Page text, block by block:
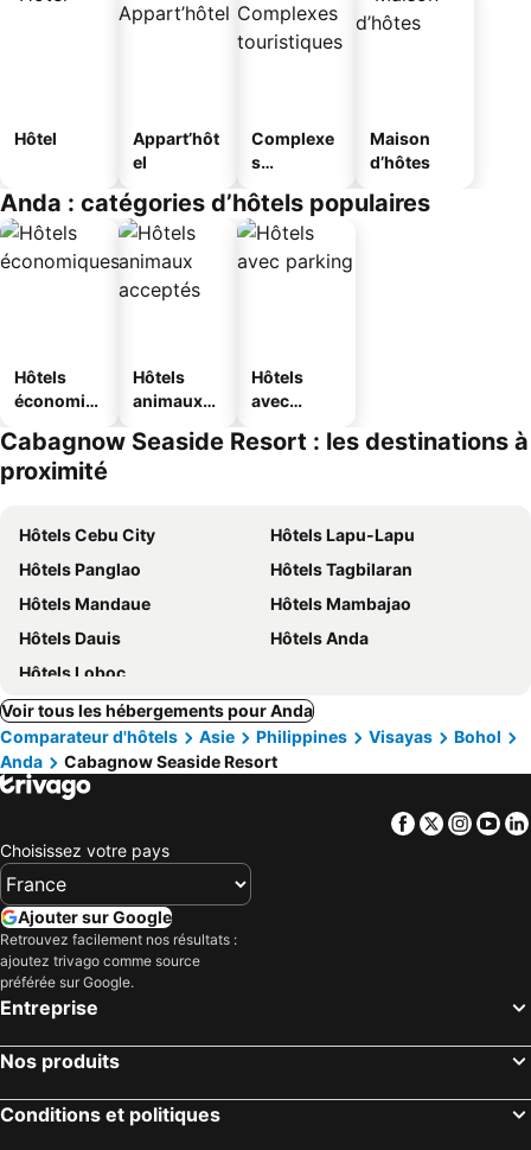
Hôtel
Appart’hôt
el
Complexe
s
s
Maison
d’hôtes
Anda : catégories d’hôtels populaires
Hôtels
économiq
Hôtels
animaux
Hôtels
avec
Cabagnow Seaside Resort : les destinations à
proximité
Hôtels Cebu City
Hôtels Lapu-Lapu
Hôtels Panglao
Hôtels Tagbilaran
Hôtels Mandaue
Hôtels Mambajao
Hôtels Dauis
Hôtels Anda
Hôtels Loboc
Voir tous les hébergements pour Anda
Comparateur d'hôtels
Asie Philippines Visayas
Bohol
Anda
Cabagnow Seaside Resort
Facebook
Twitter
Choisissez votre pays
Ajouter sur Google
Retrouvez facilement nos résultats :
ajoutez trivago comme source
préférée sur Google.
Entreprise
Nos produits
Conditions et politiques